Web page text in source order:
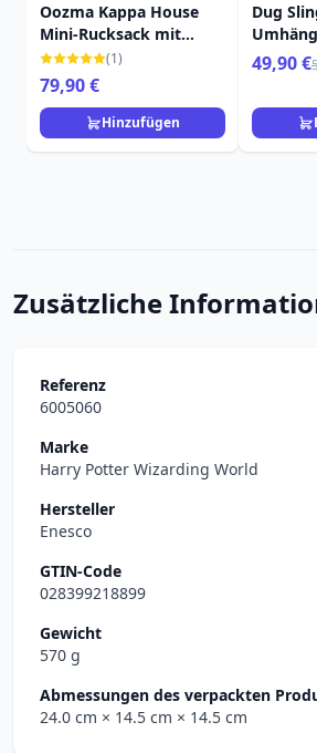
Oozma Kappa House
Mini-Rucksack mit
Figuren – Disney-Pixar
Loungefly Monsters
University
(1)
79,90 €
Hinzufügen
Dug
49,90 €
Zusätzliche
Referenz
6005060
Marke
Harry Potter Wizarding World
Hersteller
Enesco
GTIN-Code
028399218899
Gewicht
570 g
Abmessungen des verpackten
24.0 cm × 14.5 cm × 14.5 cm